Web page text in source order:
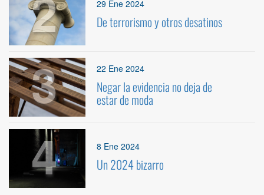
29 Ene 2024
De terrorismo y otros desatinos
3 22 Ene 2024
Negar la evidencia no deja de
estar de moda
4 8 Ene 2024
Un 2024 bizarro